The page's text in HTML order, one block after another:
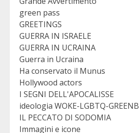
green pass
GREETINGS
GUERRA IN ISRAELE
GUERRA IN UCRAINA
Guerra in Ucraina
Ha conservato il Munus
Hollywood actors
I SEGNI DELL'APOCALISSE
ideologia WOKE-LGBTQ-GREENB
IL PECCATO DI SODOMIA
Immagini e icone